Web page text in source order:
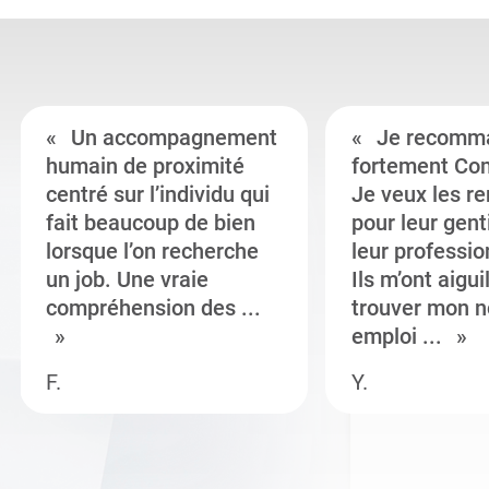
Un accompagnement
humain de proximité
centré sur l’individu qui
fait beaucoup de bien
lorsque l’on recherche
un job. Une vraie
compréhension des ...
F.
Je
fortement
Je veux les
pour leur
leur
Ils m’ont
trouver mon
emploi ...
Y.